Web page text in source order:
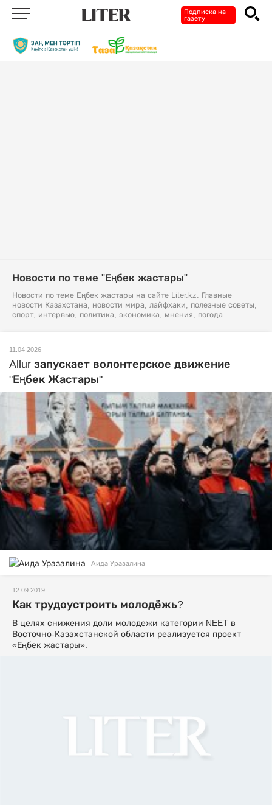
Подписка на
газету
Новости по теме "Еңбек жастары"
Новости по теме Еңбек жастары на сайте Liter.kz. Главные
новости Казахстана, новости мира, лайфхаки, полезные советы,
спорт, интервью, политика, экономика, мнения, погода.
11.04.2026
Allur запускает волонтерское движение
"Еңбек Жастары"
Аида Уразалина
12.09.2019
Как трудоустроить молодёжь?
В целях снижения доли молодежи категории NEET в
Восточно-Казахстанской области реализуется проект
«Еңбек жастары».